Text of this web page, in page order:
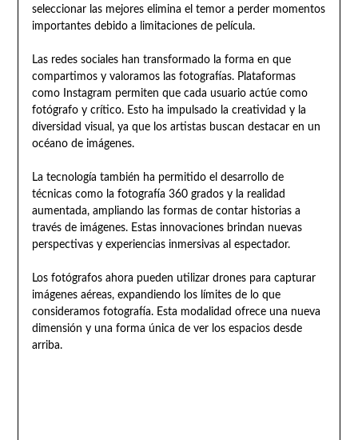
seleccionar las mejores elimina el temor a perder momentos
importantes debido a limitaciones de película.
Las redes sociales han transformado la forma en que
compartimos y valoramos las fotografías. Plataformas
como Instagram permiten que cada usuario actúe como
fotógrafo y crítico. Esto ha impulsado la creatividad y la
diversidad visual, ya que los artistas buscan destacar en un
océano de imágenes.
La tecnología también ha permitido el desarrollo de
técnicas como la fotografía 360 grados y la realidad
aumentada, ampliando las formas de contar historias a
través de imágenes. Estas innovaciones brindan nuevas
perspectivas y experiencias inmersivas al espectador.
Los fotógrafos ahora pueden utilizar drones para capturar
imágenes aéreas, expandiendo los límites de lo que
consideramos fotografía. Esta modalidad ofrece una nueva
dimensión y una forma única de ver los espacios desde
arriba.